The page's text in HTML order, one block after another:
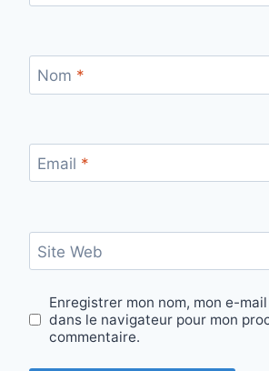
Nom *
Email *
Site Web
Enregistrer mon nom, mon e-
dans le navigateur pour mon
commentaire.